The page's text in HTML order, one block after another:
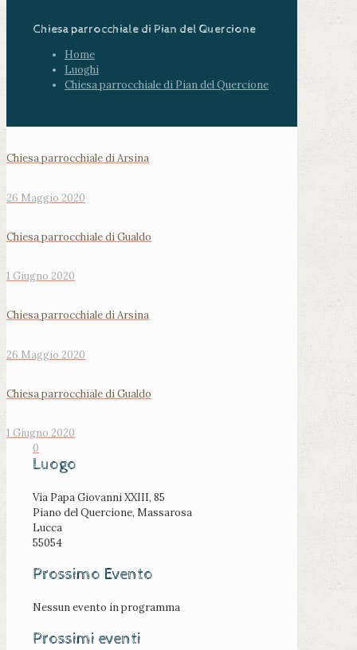
Chiesa parrocchiale di Pian del Quercione
Home
Luoghi
Chiesa parrocchiale di Pian del Quercione
Chiesa parrocchiale di Arsina
26 Maggio 2020
Chiesa parrocchiale di Gualdo
1 Giugno 2020
Chiesa parrocchiale di Arsina
26 Maggio 2020
Chiesa parrocchiale di Gualdo
1 Giugno 2020
0
Luogo
Via Papa Giovanni XXIII, 85
Piano del Quercione, Massarosa
Lucca
55054
Prossimo Evento
Nessun evento in programma
Prossimi eventi